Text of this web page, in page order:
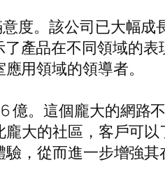
度。該公司已大幅成
產品在不同領域的
用領域的領導者。
億。這個龐大的網路
大的社區，客戶可
，從而進一步增強其